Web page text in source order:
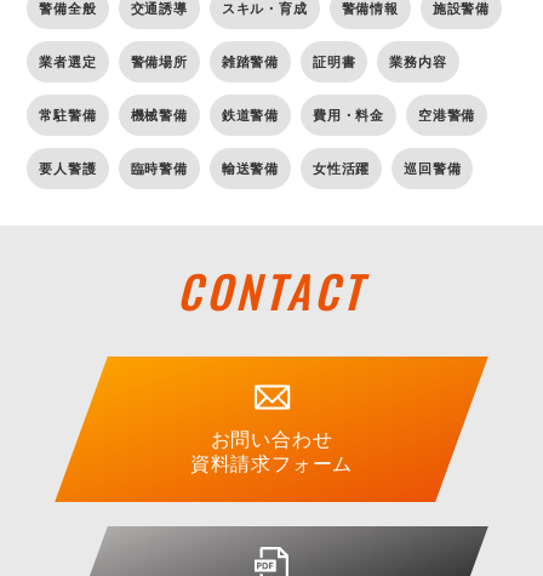
警備全般 交通誘導 スキル・育成 警備情報 施設警備
業者選定 警備場所 雑踏警備 証明書 業務内容
常駐警備 機械警備 鉄道警備 費用・料金 空港警備
要人警護 臨時警備 輸送警備 女性活躍 巡回警備
CONTACT
お問い合わせ
資料請求フォーム